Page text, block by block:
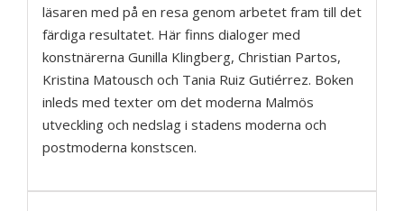
läsaren med på en resa genom arbetet fram till det
färdiga resultatet. Här finns dialoger med
konstnärerna Gunilla Klingberg, Christian Partos,
Kristina Matousch och Tania Ruiz Gutiérrez. Boken
inleds med texter om det moderna Malmös
utveckling och nedslag i stadens moderna och
postmoderna konstscen.